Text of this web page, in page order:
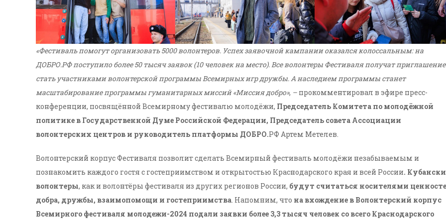
«Фестиваль помогут организовать 5000 волонтеров. Успех заявочной кампании оказался колоссальным: на
ДОБРО.РФ поступило более 50 тысяч заявок (10 человек на место). Все волонтеры Фестиваля получат приглашение
стать участниками волонтерской программы Всемирных игр дружбы. А наследием программы станет
масштабирование программы гуманитарных миссий «Миссия добро», – прокомментировал в эфире пресс-
конференции, посвящённой Всемирному фестивалю молодёжи, Председатель Комитета по молодёжной
политике в Государственной Думе Российской Федерации, Председатель совета Ассоциации
волонтерских центров и руководитель платформы ДОБРО.РФ Артем Метелев.
Волонтерский корпус Фестиваля позволит сделать Всемирный фестиваль молодёжи незабываемым и
познакомить каждого гостя с гостеприимством и открытостью Краснодарского края и всей России.
волонтеры, как и волонтёры фестиваля из других регионов России, будут считаться носителями
добра, дружбы, взаимопомощи и гостеприимства . Напомним, что на вхождение в Волонтерский корпус
Всемирного фестиваля молодежи-2024 подали заявки более 3,3 тысяч человек со всего Краснодарского